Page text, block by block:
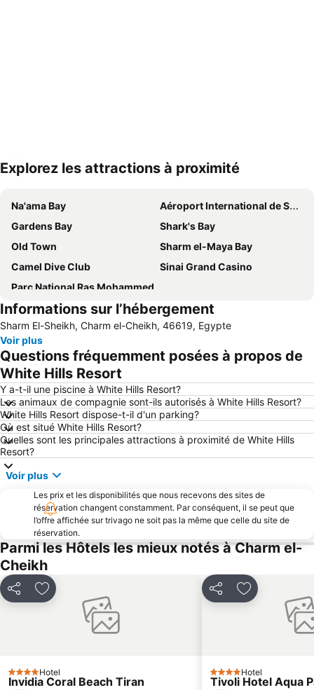
Explorez les attractions à proximité
Na'ama Bay
Aéroport International de Sharm El-Sheikh
Gardens Bay
Shark's Bay
Old Town
Sharm el-Maya Bay
Camel Dive Club
Sinai Grand Casino
Parc National Ras Mohammed
Informations sur l’hébergement
Sharm El-Sheikh, Charm el-Cheikh, 46619, Egypte
Voir plus
Questions fréquemment posées à propos de
White Hills Resort
Y a-t-il une piscine à White Hills Resort?
Les animaux de compagnie sont-ils autorisés à White Hills Resort?
White Hills Resort dispose-t-il d'un parking?
Où est situé White Hills Resort?
Quelles sont les principales attractions à proximité de White Hills
Resort?
Voir plus
Les prix et les disponibilités que nous recevons des sites de
réservation changent constamment. Par conséquent, il se peut que
l’offre affichée sur trivago ne soit pas la même que celle du site de
réservation.
Parmi les Hôtels les mieux notés à Charm el-
Cheikh
PartagerAjouter à mes favoris
4 ÉtoilesHotel
Invidia Coral Beach Tiran
PartagerAjouter à
4 ÉtoilesHotel
Tivoli Hotel Aqua